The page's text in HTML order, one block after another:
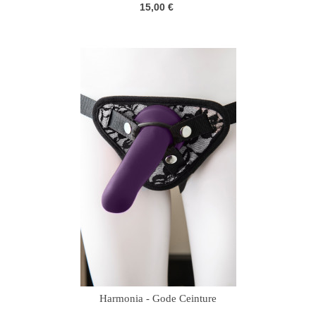
15,00 €
Harmonia - Gode Ceinture